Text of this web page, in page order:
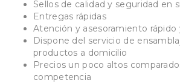
Sellos de calidad y seguridad en
Entregas rápidas
Atención y asesoramiento rápido
Dispone del servicio de
productos a domicilio
Precios un poco altos
competencia